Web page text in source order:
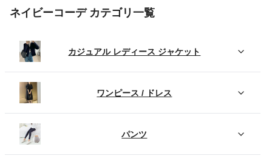
ネイビーコーデ カテゴリ一覧
カジュアル レディース ジャケット
ワンピース / ドレス
パンツ